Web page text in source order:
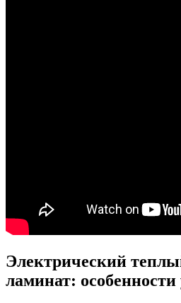
Электрический
ламинат: